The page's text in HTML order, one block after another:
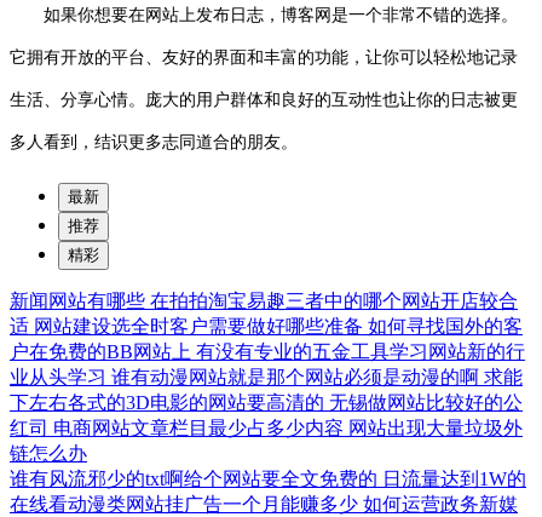
如果你想要在网站上发布日志，博客网是一个非常不错的选择。
它拥有开放的平台、友好的界面和丰富的功能，让你可以轻松地记录
生活、分享心情。庞大的用户群体和良好的互动性也让你的日志被更
多人看到，结识更多志同道合的朋友。
最新
推荐
精彩
新闻网站有哪些 在拍拍淘宝易趣三者中的哪个网站开店较合
适 网站建设选全时客户需要做好哪些准备 如何寻找国外的客
户在免费的BB网站上 有没有专业的五金工具学习网站新的行
业从头学习 谁有动漫网站就是那个网站必须是动漫的啊 求能
下左右各式的3D电影的网站要高清的 无锡做网站比较好的公
红司 电商网站文章栏目最少占多少内容 网站出现大量垃圾外
链怎么办
谁有风流邪少的txt啊给个网站要全文免费的 日流量达到1W的
在线看动漫类网站挂广告一个月能赚多少 如何运营政务新媒